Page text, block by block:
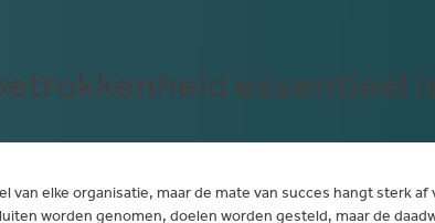
essentieel
elke organisatie, maar de mate van succes hangt sterk
worden genomen, doelen worden gesteld, maar de